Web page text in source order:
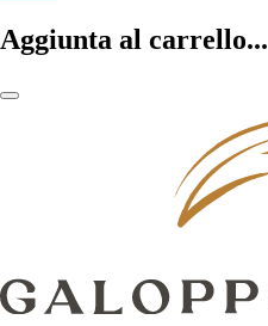
Aggiunta al carrello...